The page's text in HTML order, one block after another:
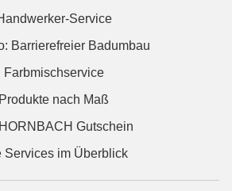
Service
Barrierefreier Badumbau
Farbmischservice
Produkte nach Maß
Gutschein
Services im Überblick